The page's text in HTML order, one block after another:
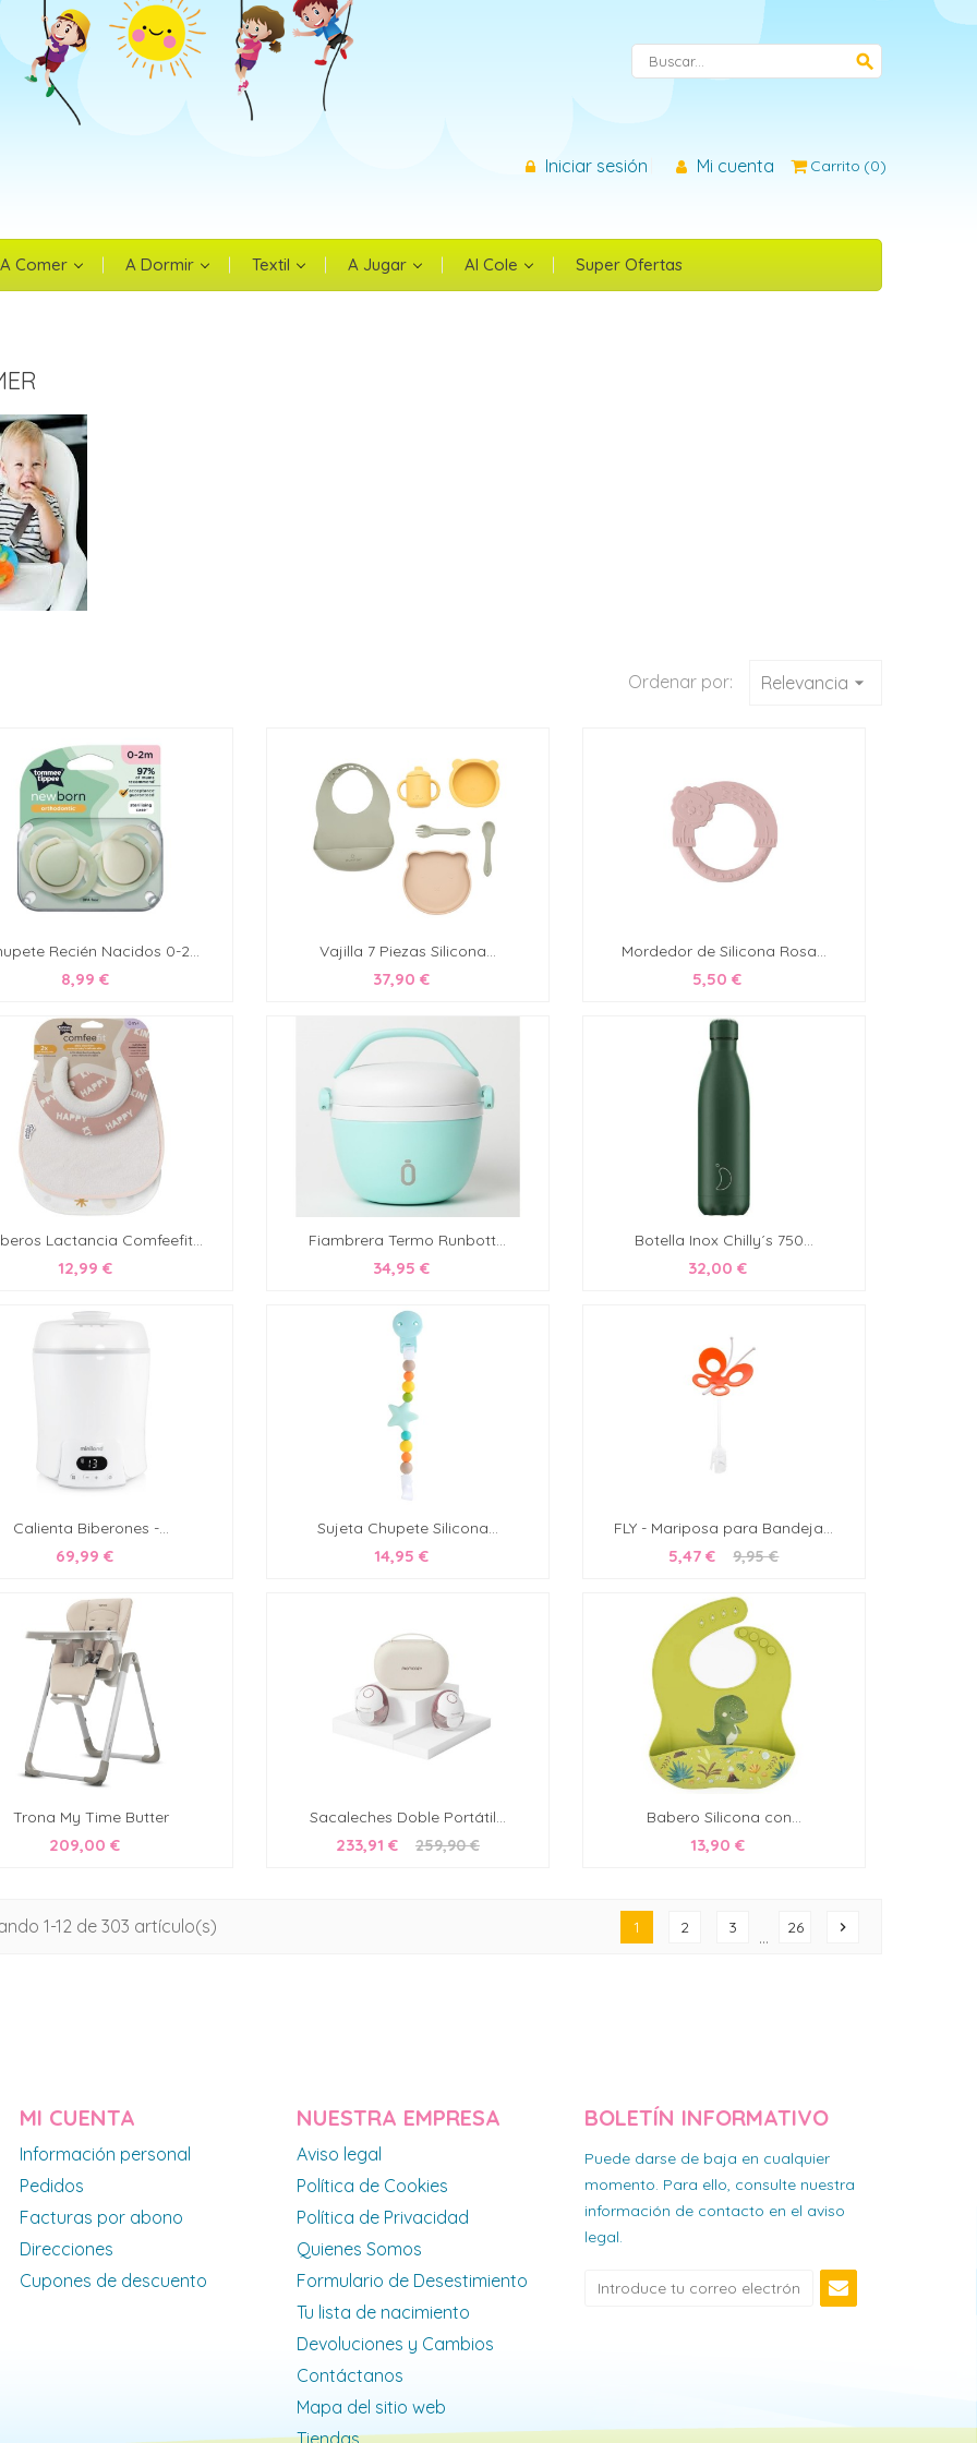
search
Iniciar sesión Mi cuenta Carrito (0)
A Comer A Dormir Textil A Jugar Al Cole Super Ofertas
Ordenar por: Relevancia arrow_drop_down
Recién Nacidos 0-2...
8,99 €
Vajilla 7 Piezas Silicona...
37,90 €
Mordedor de Silicona Rosa...
5,50 €
Lactancia Comfeefit...
12,99 €
Fiambrera Termo Runbott...
34,95 €
Botella Inox Chilly´s 750...
32,00 €
Calienta Biberones -...
69,99 €
Sujeta Chupete Silicona...
14,95 €
FLY - Mariposa para Bandeja...
5,47 € 9,95 €
Trona My Time Butter
209,00 €
Sacaleches Doble Portátil...
233,91 € 259,90 €
Babero Silicona con...
13,90 €
1-12 de 303 artículo(s) 1 2 3 … 26 chevron_right
MI CUENTA
Información personal
Pedidos
Facturas por abono
Direcciones
Cupones de descuento
NUESTRA EMPRESA
Aviso legal
Política de Cookies
Política de Privacidad
Quienes Somos
Formulario de Desestimiento
Tu lista de nacimiento
Devoluciones y Cambios
Contáctanos
Mapa del sitio web
Tiendas
BOLETÍN INFORMATIVO
Puede darse de baja en cualquier
momento. Para ello, consulte nuestra
información de contacto en el aviso
legal.
sesión
iniciar sesión para guardar productos en tu lista de deseos.